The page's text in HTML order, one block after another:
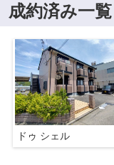
成約済み一覧
ドゥ シェル